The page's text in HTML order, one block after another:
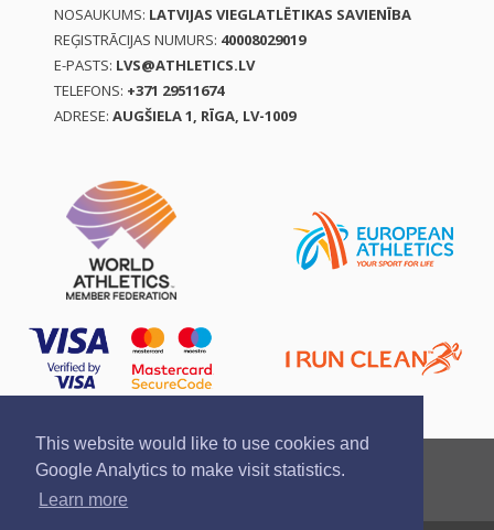
This website would like to use cookies and
Google Analytics to make visit statistics.
Learn more
NOSAUKUMS: LATVIJAS VIEGLATLĒTIKAS SAVIENĪBA
REĢISTRĀCIJAS NUMURS: 40008029019
E-PASTS: LVS@ATHLETICS.LV
TELEFONS: +371 29511674
ADRESE: AUGŠIELA 1, RĪGA, LV-1009
Ziņo par pārkāpumu
Privātuma politika
Pirkšanas un atgriešanas noteikumi